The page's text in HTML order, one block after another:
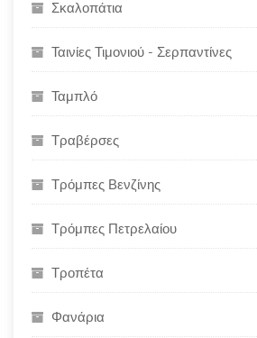
Σκαλοπάτια
Ταινίες Τιμονιού - Σερπαντίνες
Ταμπλό
Τραβέρσες
Τρόμπες Βενζίνης
Τρόμπες Πετρελαίου
Τροπέτα
Φανάρια